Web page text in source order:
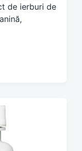
de ierburi de